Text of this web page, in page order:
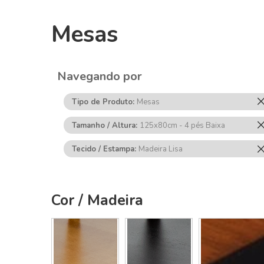
Mesas
Navegando por
Tipo de Produto Mesas
Tamanho / Altura 125x80cm - 4 pés Baixa
Tecido / Estampa Madeira Lisa
Cor / Madeira